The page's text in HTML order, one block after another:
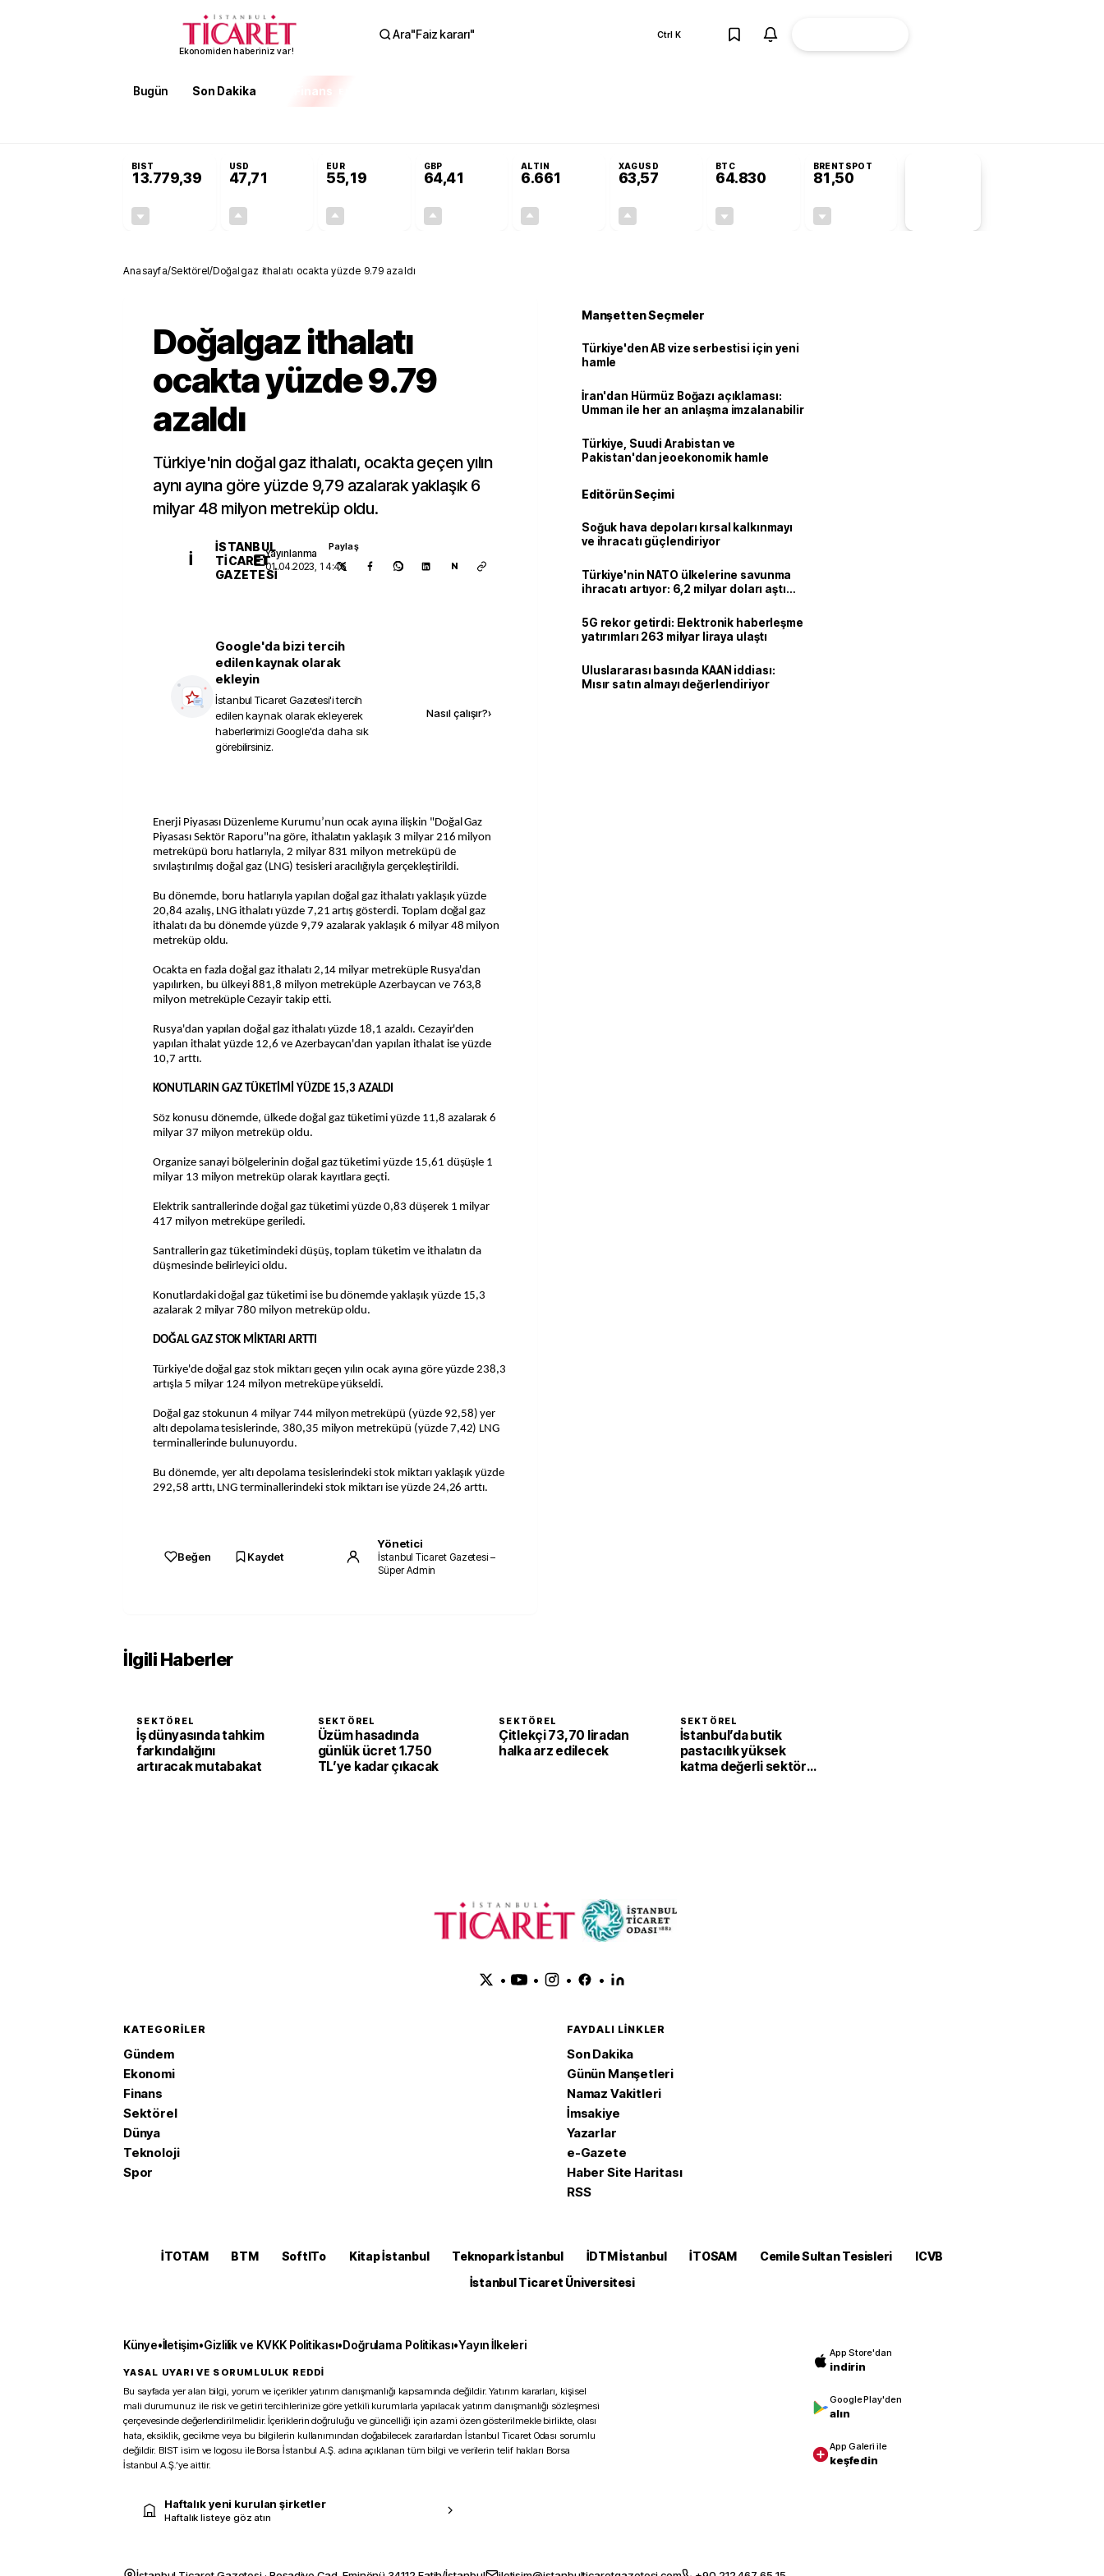
Ekonomiden haberiniz var!
Ara"Faiz kararı" Ctrl K
Bugün Son Dakika Finans
BIST
13.779,39
USD
47,71
EUR
55,19
GBP
64,41
ALTIN
6.661
XAGUSD
63,57
BTC
64.830
BRENTSPOT
81,50
Anasayfa/Sektörel/Doğalgaz ithalatı ocakta yüzde 9.79 azaldı
Doğalgaz ithalatı
ocakta yüzde 9.79
azaldı
Türkiye'nin doğal gaz ithalatı, ocakta geçen yılın
aynı ayına göre yüzde 9,79 azalarak yaklaşık 6
milyar 48 milyon metreküp oldu.
İ
İSTANBUL
TICARET
GAZETESI
Yayınlanma
01.04.2023, 14:46
Paylaş
N
Google'da bizi tercih
edilen kaynak olarak
ekleyin
İstanbul Ticaret Gazetesi'i tercih
edilen kaynak olarak ekleyerek
haberlerimizi Google'da daha sık
görebilirsiniz.
Nasıl çalışır?›
Enerji Piyasası Düzenleme Kurumu’nun ocak ayına ilişkin "Doğal Gaz
Piyasası Sektör Raporu"na göre, ithalatın yaklaşık 3 milyar 216 milyon
metreküpü boru hatlarıyla, 2 milyar 831 milyon metreküpü de
sıvılaştırılmış doğal gaz (LNG) tesisleri aracılığıyla gerçekleştirildi.
Bu dönemde, boru hatlarıyla yapılan doğal gaz ithalatı yaklaşık yüzde
20,84 azalış, LNG ithalatı yüzde 7,21 artış gösterdi. Toplam doğal gaz
ithalatı da bu dönemde yüzde 9,79 azalarak yaklaşık 6 milyar 48 milyon
metreküp oldu.
Ocakta en fazla doğal gaz ithalatı 2,14 milyar metreküple Rusya'dan
yapılırken, bu ülkeyi 881,8 milyon metreküple Azerbaycan ve 763,8
milyon metreküple Cezayir takip etti.
Rusya'dan yapılan doğal gaz ithalatı yüzde 18,1 azaldı. Cezayir'den
yapılan ithalat yüzde 12,6 ve Azerbaycan'dan yapılan ithalat ise yüzde
10,7 arttı.
KONUTLARIN GAZ TÜKETİMİ YÜZDE 15,3 AZALDI
Söz konusu dönemde, ülkede doğal gaz tüketimi yüzde 11,8 azalarak 6
milyar 37 milyon metreküp oldu.
Organize sanayi bölgelerinin doğal gaz tüketimi yüzde 15,61 düşüşle 1
milyar 13 milyon metreküp olarak kayıtlara geçti.
Elektrik santrallerinde doğal gaz tüketimi yüzde 0,83 düşerek 1 milyar
417 milyon metreküpe geriledi.
Santrallerin gaz tüketimindeki düşüş, toplam tüketim ve ithalatın da
düşmesinde belirleyici oldu.
Konutlardaki doğal gaz tüketimi ise bu dönemde yaklaşık yüzde 15,3
azalarak 2 milyar 780 milyon metreküp oldu.
DOĞAL GAZ STOK MİKTARI ARTTI
Türkiye'de doğal gaz stok miktarı geçen yılın ocak ayına göre yüzde 238,3
artışla 5 milyar 124 milyon metreküpe yükseldi.
Doğal gaz stokunun 4 milyar 744 milyon metreküpü (yüzde 92,58) yer
altı depolama tesislerinde, 380,35 milyon metreküpü (yüzde 7,42) LNG
terminallerinde bulunuyordu.
Bu dönemde, yer altı depolama tesislerindeki stok miktarı yaklaşık yüzde
292,58 arttı, LNG terminallerindeki stok miktarı ise yüzde 24,26 arttı.
Beğen Kaydet
Yönetici
İstanbul Ticaret Gazetesi –
Süper Admin
Manşetten Seçmeler
Türkiye'den AB vize serbestisi için yeni
hamle
İran'dan Hürmüz Boğazı açıklaması:
Umman ile her an anlaşma imzalanabilir
Türkiye, Suudi Arabistan ve
Pakistan'dan jeoekonomik hamle
Editörün Seçimi
Soğuk hava depoları kırsal kalkınmayı
ve ihracatı güçlendiriyor
Türkiye'nin NATO ülkelerine savunma
ihracatı artıyor: 6,2 milyar doları aştı
5G rekor getirdi: Elektronik haberleşme
yatırımları 263 milyar liraya ulaştı
Uluslararası basında KAAN iddiası:
Mısır satın almayı değerlendiriyor
İlgili Haberler
SEKTÖREL
İş dünyasında tahkim
farkındalığını
artıracak mutabakat
SEKTÖREL
Üzüm hasadında
günlük ücret 1.750
TL’ye kadar çıkacak
SEKTÖREL
Çitlekçi 73,70 liradan
halka arz edilecek
SEKTÖREL
İstanbul’da butik
pastacılık yüksek
katma değerli sektöre
• • • •
KATEGORILER
Gündem
Ekonomi
Finans
Sektörel
Dünya
Teknoloji
Spor
FAYDALI LINKLER
Son Dakika
Günün Manşetleri
Namaz Vakitleri
İmsakiye
Yazarlar
e-Gazete
Haber Site Haritası
RSS
İTOTAM BTM SoftITo Kitap İstanbul Teknopark İstanbul İDTM İstanbul İTOSAM Cemile Sultan Tesisleri
ICVB
İstanbul Ticaret Üniversitesi
Künye•İletişim•Gizlilik ve KVKK Politikası•Doğrulama Politikası•Yayın İlkeleri
YASAL UYARI VE SORUMLULUK REDDİ
Bu sayfada yer alan bilgi, yorum ve içerikler yatırım danışmanlığı kapsamında değildir. Yatırım kararları, kişisel
mali durumunuz ile risk ve getiri tercihlerinize göre yetkili kurumlarla yapılacak yatırım danışmanlığı sözleşmesi
çerçevesinde değerlendirilmelidir. İçeriklerin doğruluğu ve güncelliği için azami özen gösterilmekle birlikte, olası
hata, eksiklik, gecikme veya bu bilgilerin kullanımından doğabilecek zararlardan İstanbul Ticaret Odası sorumlu
değildir. BIST isim ve logosu ile Borsa İstanbul A.Ş. adına açıklanan tüm bilgi ve verilerin telif hakları Borsa
İstanbul A.Ş.’ye aittir.
Haftalık yeni kurulan şirketler
Haftalık listeye göz atın
App Store'dan
indirin
Google Play'den
alın
App Galeri ile
keşfedin